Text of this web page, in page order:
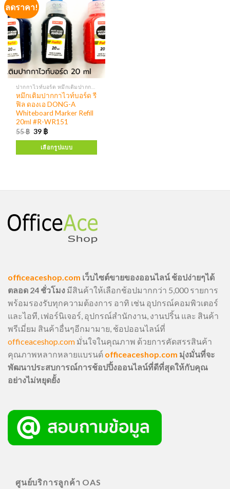
ลดราคา!
ปากกาไวท์บอร์ด หมึกเติมปากกาไวท์บอร์ด
หมึกเติมปากกาไวท์บอร์ด รี
ฟิล ดองเอ DONG-A
Whiteboard Marker Refill
20ml #R-WR151
55฿ 39 ฿
เลือกรูปแบบ
officeaceshop.com เว็บไซต์ขายของออนไลน์ ช้อปง่ายๆได้
ตลอด 24 ชั่วโมง มีสินค้าให้เลือกช้อปมากกว่า 5,000 รายการ
พร้อมรองรับทุกความต้องการ อาทิ เช่น อุปกรณ์คอมพิวเตอร์
และไอที, เฟอร์นิเจอร์, อุปกรณ์สำนักงาน, งานปริ้น และ สินค้า
พรีเมี่ยม สินค้าอื่นๆอีกมามาย, ช้อปออนไลน์ที่
officeaceshop.com มั่นใจในคุณภาพ ด้วยการคัดสรรสินค้า
คุณภาพหลากหลายแบรนด์ officeaceshop.com มุ่งมั่นที่จะ
พัฒนาประสบการณ์การช้อปปิ้งออนไลน์ที่ดีที่สุดให้กับคุณ
อย่างไม่หยุดยั้ง
ศูนย์บริการลูกค้า OAS